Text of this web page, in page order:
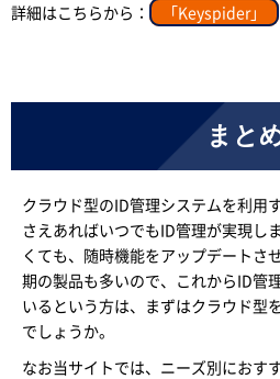
詳細はこちらから：
「Keyspider」
まと
クラウド型のID管理システムを利用
さえあればいつでもID管理が実現し
くても、随時機能をアップデートさ
期の製品も多いので、これからID管
いるという方は、まずはクラウド型
でしょうか。
なお当サイトでは、ニーズ別におす